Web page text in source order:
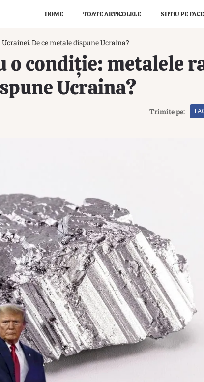
HOME TOATE ARTICOLELE SHTIU PE
De ce metale dispune Ucraina?
o condiție: metalele
Ucraina?
Trimite pe: